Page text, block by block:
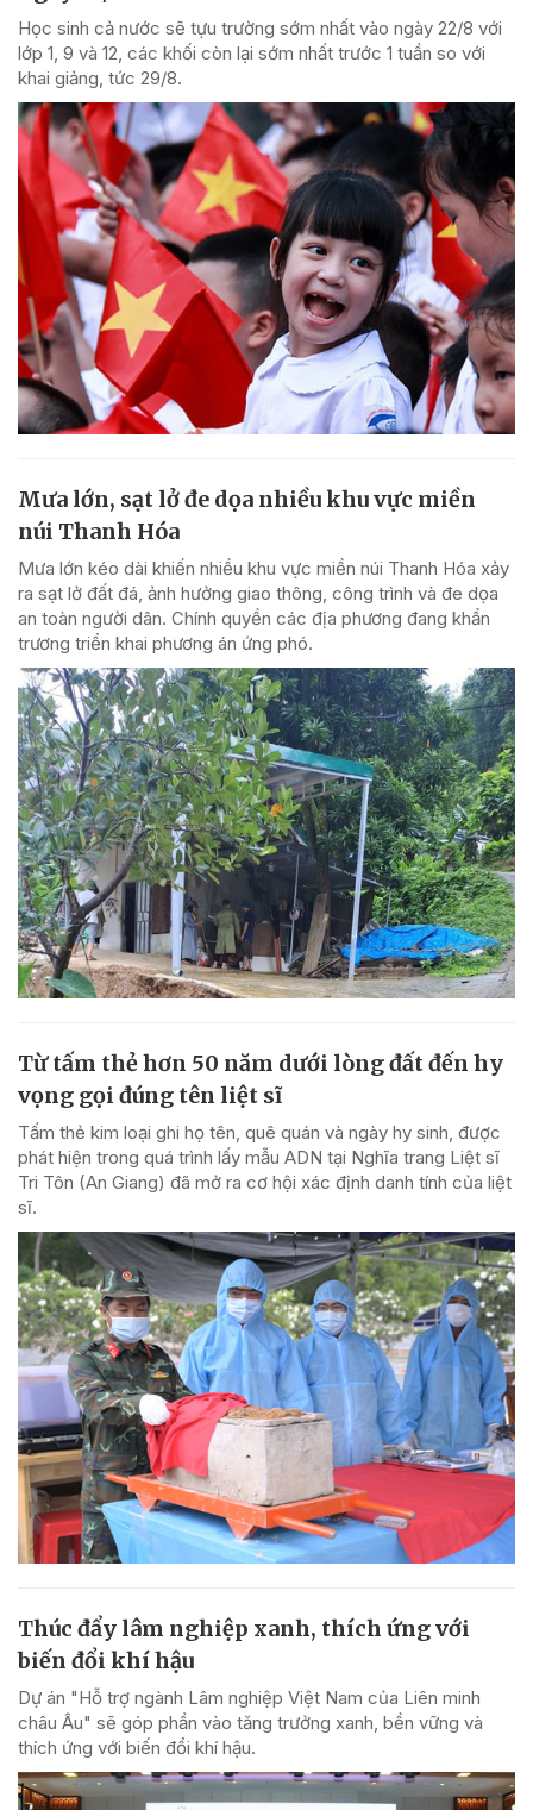
Học sinh cả nước sẽ tựu trường sớm nhất vào ngày 22/8 với
lớp 1, 9 và 12, các khối còn lại sớm nhất trước 1 tuần so với
khai giảng, tức 29/8.
Mưa lớn, sạt lở đe dọa nhiều khu vực miền
núi Thanh Hóa
Mưa lớn kéo dài khiến nhiều khu vực miền núi Thanh Hóa xảy
ra sạt lở đất đá, ảnh hưởng giao thông, công trình và đe dọa
an toàn người dân. Chính quyền các địa phương đang khẩn
trương triển khai phương án ứng phó.
Từ tấm thẻ hơn 50 năm dưới lòng đất đến hy
vọng gọi đúng tên liệt sĩ
Tấm thẻ kim loại ghi họ tên, quê quán và ngày hy sinh, được
phát hiện trong quá trình lấy mẫu ADN tại Nghĩa trang Liệt sĩ
Tri Tôn (An Giang) đã mở ra cơ hội xác định danh tính của liệt
sĩ.
Thúc đẩy lâm nghiệp xanh, thích ứng với
biến đổi khí hậu
Dự án "Hỗ trợ ngành Lâm nghiệp Việt Nam của Liên minh
châu Âu" sẽ góp phần vào tăng trưởng xanh, bền vững và
thích ứng với biến đổi khí hậu.